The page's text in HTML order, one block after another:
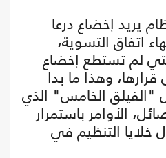
يريد إخضاع درعا
اتفاق التسوية،
لم تستطع إخضاع
قرارها، وهذا ما بدا
الخامس" الذي
الأوامر باستمرار
خلايا التنظيم في